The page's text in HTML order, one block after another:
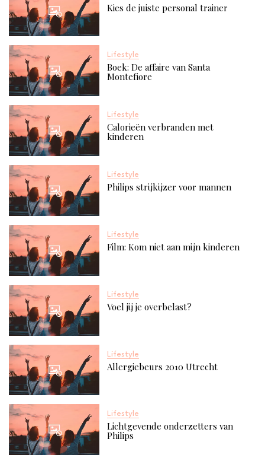
Kies de juiste personal trainer
Lifestyle
Boek: De affaire van Santa
Montefiore
Lifestyle
Calorieën verbranden met
kinderen
Lifestyle
Philips strijkijzer voor mannen
Lifestyle
Film: Kom niet aan mijn kinderen
Lifestyle
Voel jij je overbelast?
Lifestyle
Allergiebeurs 2010 Utrecht
Lifestyle
Lichtgevende onderzetters van
Philips